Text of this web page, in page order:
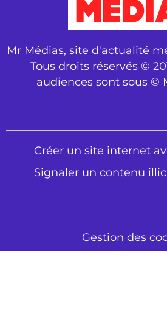
Mr Médias, site d'actualité
Tous droits réservés ©
audiences sont sous ©
Créer un site internet
Signaler un contenu
Gestion des